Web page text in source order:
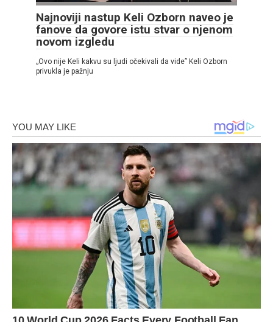
Najnoviji nastup Keli Ozborn naveo je
fanove da govore istu stvar o njenom
novom izgledu
„Ovo nije Keli kakvu su ljudi očekivali da vide” Keli Ozborn
privukla je pažnju